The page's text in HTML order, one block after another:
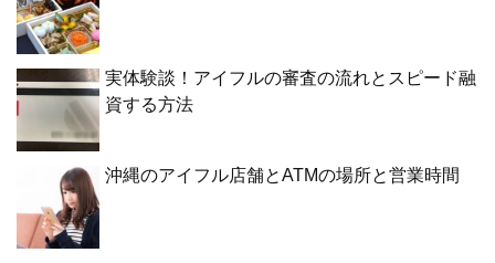
実体験談！アイフルの審査の流れとスピード融
資する方法
沖縄のアイフル店舗とATMの場所と営業時間